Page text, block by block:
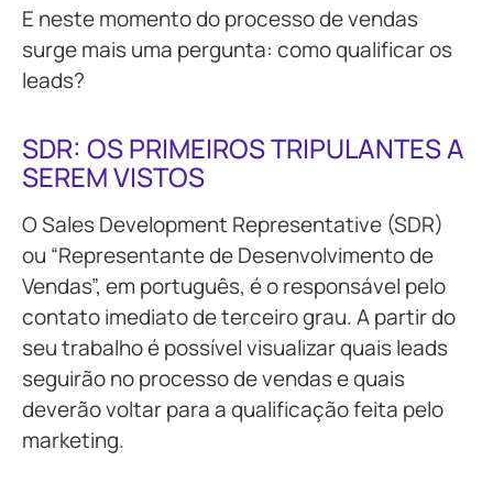
E neste momento do processo de vendas
surge mais uma pergunta: como qualificar os
leads?
SDR: OS PRIMEIROS TRIPULANTES A
SEREM VISTOS
O Sales Development Representative (SDR)
ou “Representante de Desenvolvimento de
Vendas”, em português, é o responsável pelo
contato imediato de terceiro grau. A partir do
seu trabalho é possível visualizar quais leads
seguirão no processo de vendas e quais
deverão voltar para a qualificação feita pelo
marketing.